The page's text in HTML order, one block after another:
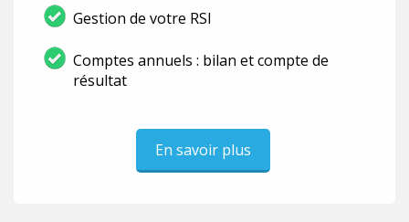
Gestion de votre RSI
Comptes annuels : bilan et compte de
résultat
En savoir plus